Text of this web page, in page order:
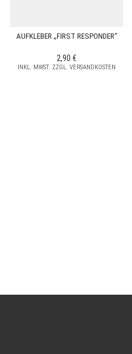
AUFKLEBER „FIRST RESPONDER“
2,90 €
INKL. MWST. ZZGL. VERSANDKOSTEN